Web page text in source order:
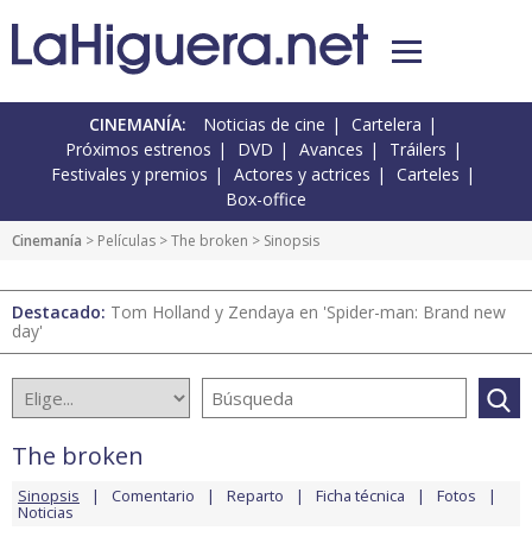
CINEMANÍA: Noticias de cine
Cartelera
Próximos estrenos
DVD Avances
Tráilers
Festivales y premios
Actores y actrices
Carteles
Box-office
Cinemanía > Películas >The broken > Sinopsis
Destacado: Tom Holland y Zendaya en 'Spider-man: Brand new
day'
The broken
Sinopsis Comentario Reparto Ficha técnica Fotos
Noticias